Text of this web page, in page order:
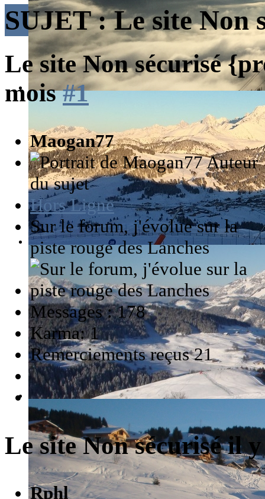
SUJET :Le site Non
Le site Non sécurisé
mois#1
Maogan77
Auteur
du sujet
Hors Ligne
Sur le forum, j'évolue sur la
piste rouge des Lanches
Messages : 178
Karma: 1
Remerciements reçus 21
Le site Non sécuriséil y
Rphl